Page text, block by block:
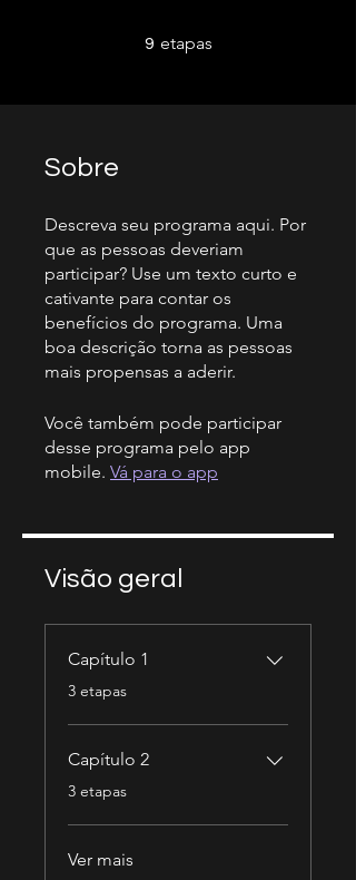
9 etapas
Sobre
Descreva seu programa aqui. Por
que as pessoas deveriam
participar? Use um texto curto e
cativante para contar os
benefícios do programa. Uma
boa descrição torna as pessoas
mais propensas a aderir.
Você também pode participar
desse programa pelo app
mobile. Vá para o app
Visão geral
Capítulo 1
.
3 etapas
Capítulo 2
.
3 etapas
Ver mais